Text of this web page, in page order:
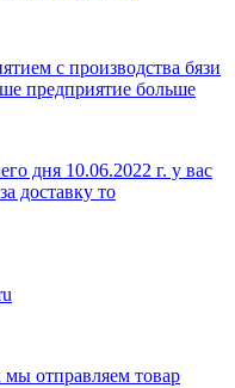
с производства бязи
предприятие больше
дня 10.06.2022 г. у вас
доставку то
мы отправляем товар